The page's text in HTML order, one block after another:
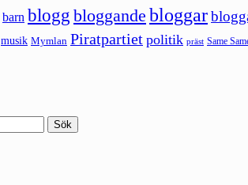
barn blogg bloggande bloggar
musik Mymlan Piratpartiet politik präst Same